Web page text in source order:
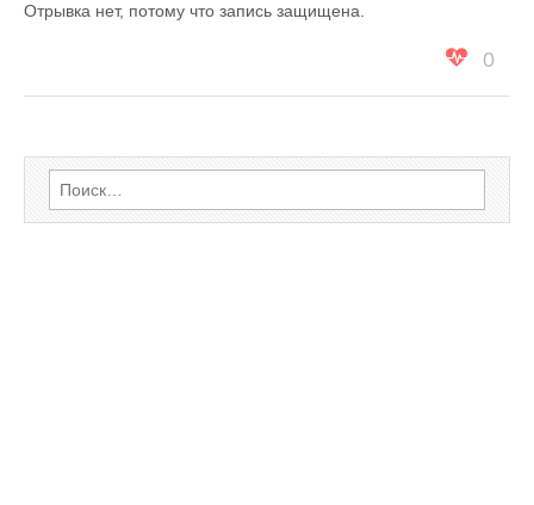
Отрывка нет, потому что запись защищена.
0
Найти: